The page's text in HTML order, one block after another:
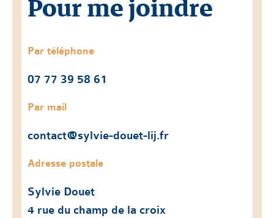
Par téléphone
07 77 39 58 61
Par mail
contact@sylvie-douet-lij.fr
Adresse postale
Sylvie Douet
4 rue du champ de la croix